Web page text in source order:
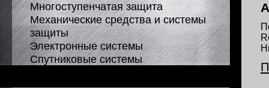
Многоступенчатая защита
Механические средства и системы
защиты
Электронные системы
Спутниковые системы